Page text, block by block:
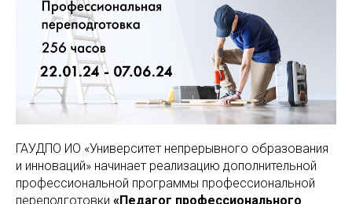
ГАУДПО ИО «Университет непрерывного образования
и инноваций» начинает реализацию дополнительной
профессиональной программы профессиональной
переподготовки «Педагог профессионального